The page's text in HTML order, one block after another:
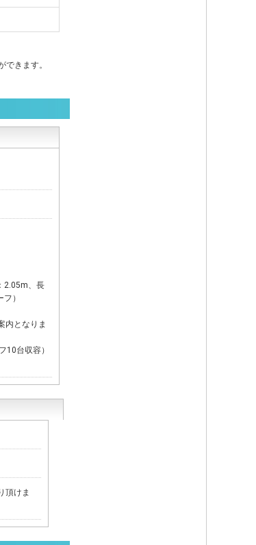
きます。
2.05m、長
）
内となりま
10台収容）
頂けま